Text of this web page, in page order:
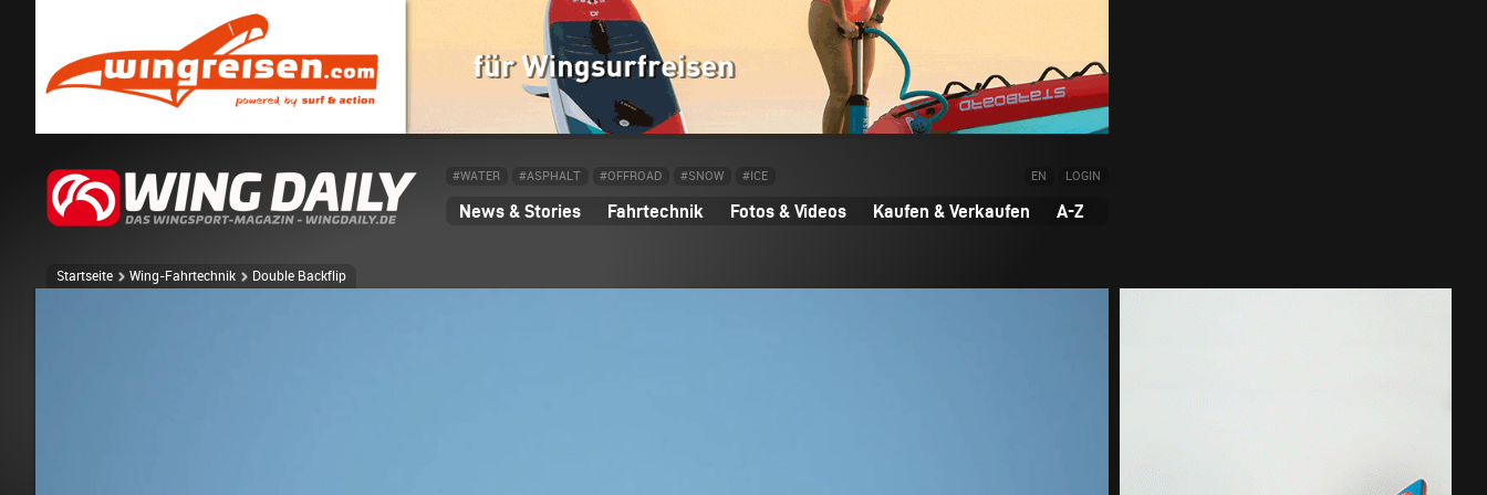
#WATER #ASPHALT #OFFROAD #SNOW #ICE EN LOGIN
News & Stories Fahrtechnik Fotos & Videos Kaufen & Verkaufen A-Z
Startseite Wing-Fahrtechnik Double Backflip